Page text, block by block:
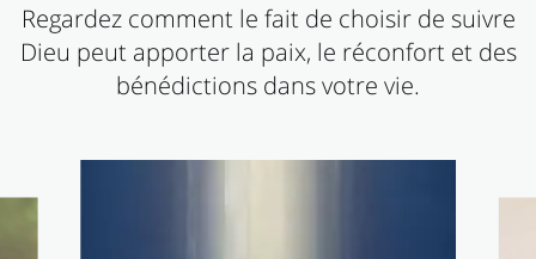
Regardez comment le fait de choisir de suivre
Dieu peut apporter la paix, le réconfort et des
bénédictions dans votre vie.